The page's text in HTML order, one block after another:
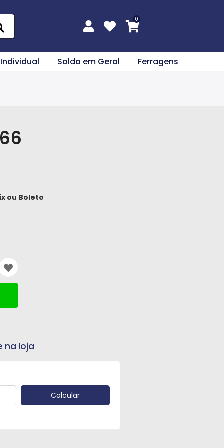
Solda em Geral Ferragens
ou Boleto
na loja